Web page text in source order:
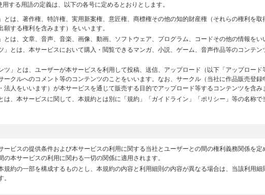
する用語の定義は、以下の各号に定めるとおりとします。
とは、著作権、特許権、実用新案権、意匠権、商標権その他の知的財産権（それらの権利を
願する権利を含みます）をいいます。
とは、文章、音声、音楽、画像、動画、ソフトウェア、プログラム、コードその他の情報をい
」とは、本サービスにおいて購入・閲覧できるマンガ、小説、ゲーム、音声作品等のコンテ
ツ」とは、ユーザーが本サービスを利用して投稿、送信、アップロード（以下「アップロー
ークルへのコメント等のコンテンツのことをいいます。なお、サークル（当社に作品販売登
法人をいいます）が本サービスを通じて販売する目的でアップロード等するコンテンツを含み
は、本サービスに関して、本規約とは別に「規約」「ガイドライン」「ポリシー」等の名称
ービスの提供条件および本サービスの利用に関する当社とユーザーとの間の権利義務関係を
の本サービスの利用に関わる一切の関係に適用されます。
規約の一部を構成するものとし、本規約の内容と利用細則の内容が異なる場合は、当該利用